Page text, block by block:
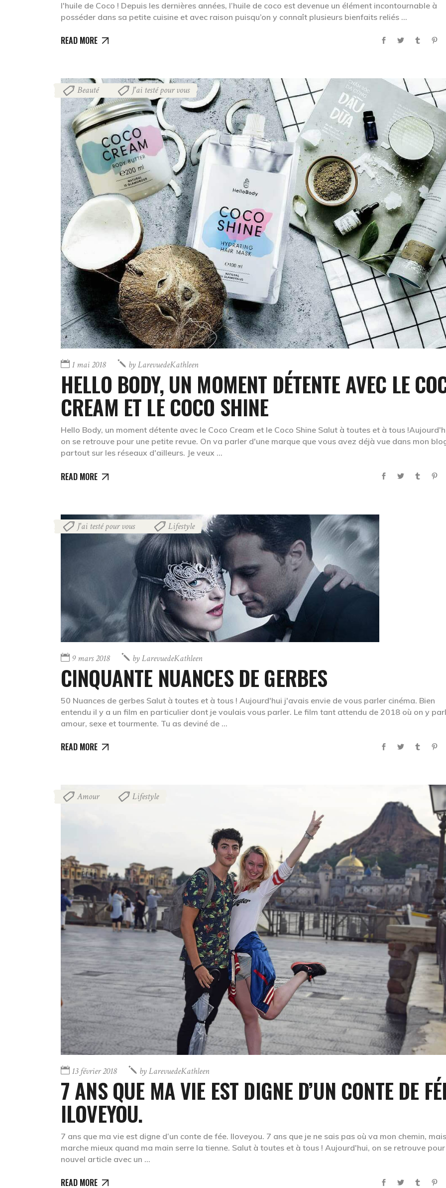
l'huile de Coco ! Depuis les dernières années, l’huile de coco est devenue un élément incontournable à
posséder dans sa petite cuisine et avec raison puisqu’on y connaît plusieurs bienfaits reliés
READ MORE
Beauté J'ai testé pour vous
1 mai 2018 byLarevuedeKathleen
HELLO BODY, UN MOMENT DÉTENTE AVEC LE
CREAM ET LE COCO SHINE
Hello Body, un moment détente avec le Coco Cream et le Coco Shine Salut à toutes et à tous
on se retrouve pour une petite revue. On va parler d'une marque que vous avez déjà vue dans mon
partout sur les réseaux d'ailleurs. Je veux
READ MORE
J'ai testé pour vous Lifestyle
9 mars 2018 byLarevuedeKathleen
CINQUANTE NUANCES DE GERBES
50 Nuances de gerbes Salut à toutes et à tous ! Aujourd'hui j'avais envie de vous parler cinéma. Bien
entendu il y a un film en particulier dont je voulais vous parler. Le film tant attendu de 2018 où on y
amour, sexe et tourmente. Tu as deviné de
READ MORE
Amour Lifestyle
13 février 2018 byLarevuedeKathleen
7 ANS QUE MA VIE EST DIGNE D’UN CONTE DE
ILOVEYOU.
7 ans que ma vie est digne d’un conte de fée. Iloveyou. 7 ans que je ne sais pas où va mon chemin,
marche mieux quand ma main serre la tienne. Salut à toutes et à tous ! Aujourd'hui, on se retrouve
nouvel article avec un
READ MORE